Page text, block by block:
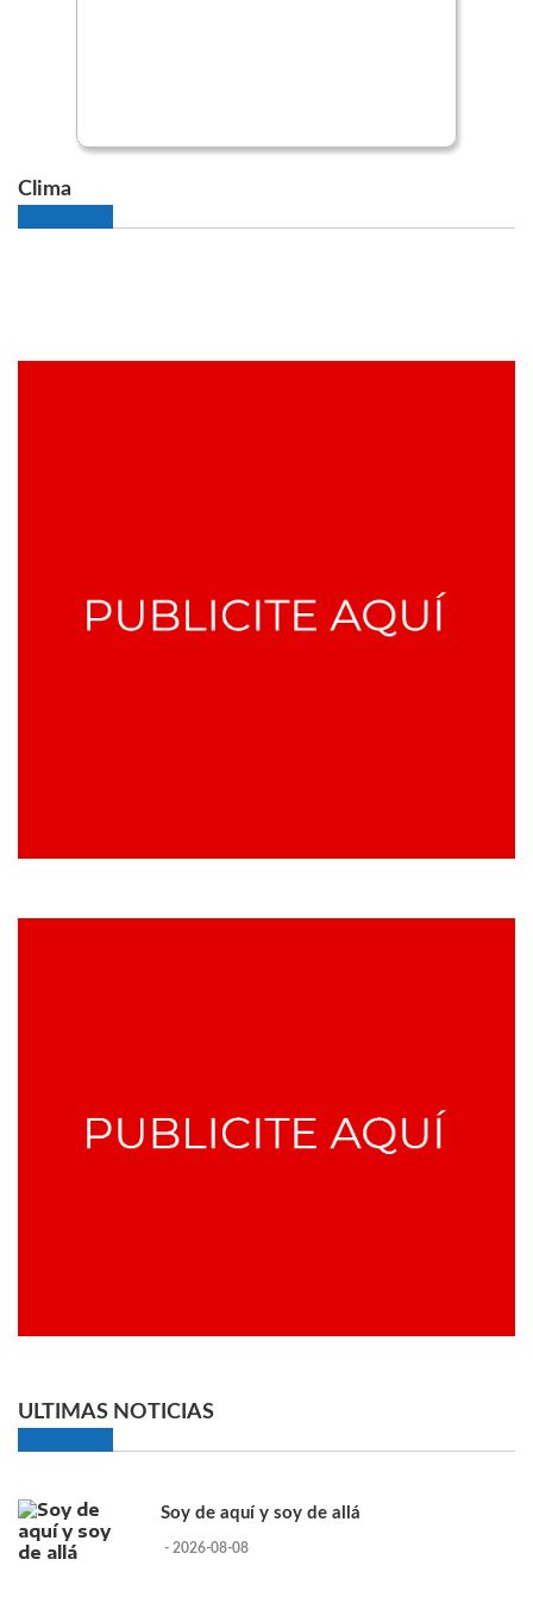
Clima
ULTIMAS NOTICIAS
Soy de aquí y soy de allá
- 2026-08-08